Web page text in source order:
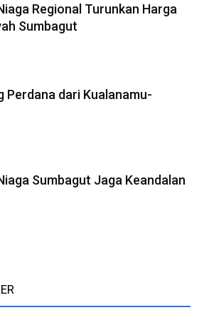
Regional Turunkan Harga
Sumbagut
Perdana dari Kualanamu-
Sumbagut Jaga Keandalan